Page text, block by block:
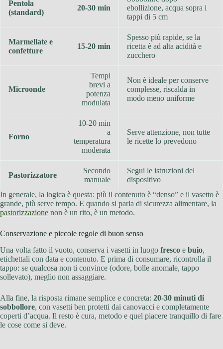
Pentola
(standard)
20-30 min
ebollizione, acqua sopra i
tappi di 5 cm
Marmellate e
confetture
15-20 min
Spesso più rapide, se la
ricetta è ad alta acidità e
zucchero
Microonde
Tempi
brevi a
potenza
modulata
Non è ideale per conserve
complesse, riscalda in
modo meno uniforme
Forno
10-20 min
a
temperatura
moderata
Serve attenzione, non tutte
le ricette lo prevedono
Pastorizzatore
Secondo
manuale
Segui le istruzioni del
dispositivo
In generale, la logica è questa: più il contenuto è “denso” e il vasetto è
grande, più serve tempo. E quando si parla di sicurezza alimentare, la
pastorizzazione non è un rito, è un metodo.
Conservazione e piccole regole di buon senso
Una volta fatto il vuoto, conserva i vasetti in luogo fresco e buio,
etichettali con data e contenuto. E prima di consumare, ricontrolla il
tappo: se qualcosa non ti convince (odore, bolle anomale, tappo
sollevato), meglio non assaggiare.
Alla fine, la risposta rimane semplice e concreta: 20-30 minuti di
sobbollore, con vasetti ben protetti dai canovacci e completamente
coperti d’acqua. Il resto è cura, metodo e quel piacere tranquillo di fare
le cose come si deve.